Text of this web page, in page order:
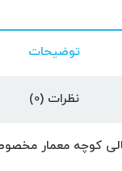
توضیحات
نظرات (0)
کوچه معمار